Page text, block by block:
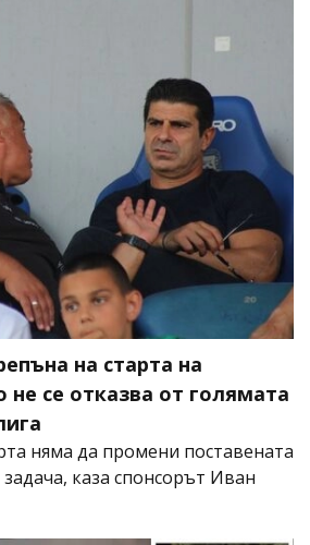
на старта на
се отказва от голямата
няма да промени поставената
каза спонсорът Иван